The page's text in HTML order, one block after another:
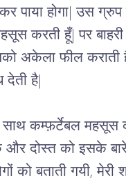
पाया होगा| उस
करती हूँ| पर
अकेला फील कराती
देती है|
कम्फ़र्टेबल महसूस
दोस्त को इसके
को बताती गयी, मेरी